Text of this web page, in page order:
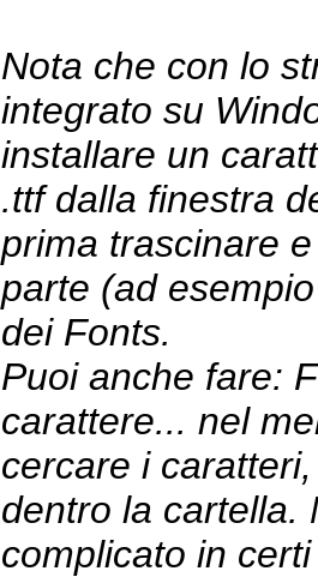
Nota che con lo
integrato su
installare un
.ttf dalla finestra
prima trascinare
parte (ad
dei Fonts.
Puoi anche fare:
carattere... nel
cercare i
dentro la cartella.
complicato in